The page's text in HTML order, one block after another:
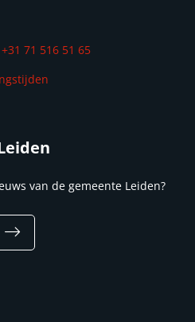
+31 71 516 51 65
van de gemeente Leiden?